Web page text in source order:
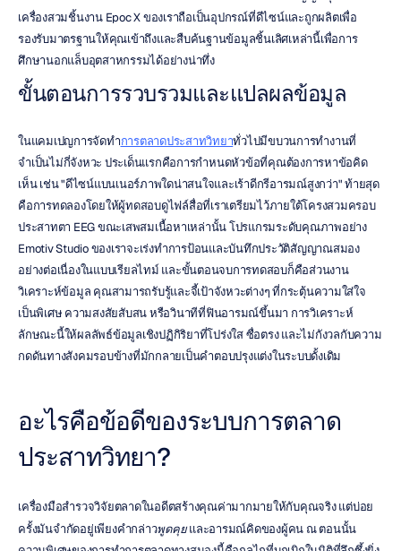
เครื่องสวมชิ้นงาน Epoc X ของเราถือเป็นอุปกรณ์ที่ดีไซน์และถูกผลิตเพื่อ
รองรับมาตรฐานให้คุณเข้าถึงและสืบค้นฐานข้อมูลชิ้นเลิศเหล่านี้เพื่อการ
ศึกษานอกแล็บอุตสาหกรรมได้อย่างน่าทึ่ง
ขั้นตอนการรวบรวมและแปลผลข้อมูล
ในแคมเปญการจัดทำการตลาดประสาทวิทยาทั่วไปมีขบวนการทำงานที่
จำเป็นไม่กี่จังหวะ ประเด็นแรกคือการกำหนดหัวข้อที่คุณต้องการหาข้อคิด
เห็น เช่น "ดีไซน์แบนเนอร์ภาพใดน่าสนใจและเร้าดีกรีอารมณ์สูงกว่า" ท้ายสุด
คือการทดลองโดยให้ผู้ทดสอบดูไฟล์สื่อที่เราเตรียมไว้ภายใต้โครงสวมครอบ
ประสาทตา EEG ขณะเสพสมเนื้อหาเหล่านั้น โปรแกรมระดับคุณภาพอย่าง
Emotiv Studio ของเราจะเร่งทำการป้อนและบันทึกประวัติสัญญาณสมอง
อย่างต่อเนื่องในแบบเรียลไทม์ และขั้นตอนจบการทดสอบก็คือส่วนงาน
วิเคราะห์ข้อมูล คุณสามารถรับรู้และจี้เป้าจังหวะต่างๆ ที่กระตุ้นความใส่ใจ
เป็นพิเศษ ความสงสัยสับสน หรือวินาทีที่ฟินอารมณ์ขึ้นมา การวิเคราะห์
ลักษณะนี้ให้ผลลัพธ์ข้อมูลเชิงปฏิกิริยาที่โปร่งใส ซื่อตรง และไม่กังวลกับความ
กดดันทางสังคมรอบข้างที่มักกลายเป็นคำตอบปรุงแต่งในระบบดั้งเดิม
อะไรคือข้อดีของระบบการตลาด
ประสาทวิทยา?
เครื่องมือสำรวจวิจัยตลาดในอดีตสร้างคุณค่ามากมายให้กับคุณจริง แต่บ่อย
ครั้งมันจำกัดอยู่เพียงคำกล่าวพูดคุย และอารมณ์คิดของผู้คน ณ ตอนนั้น